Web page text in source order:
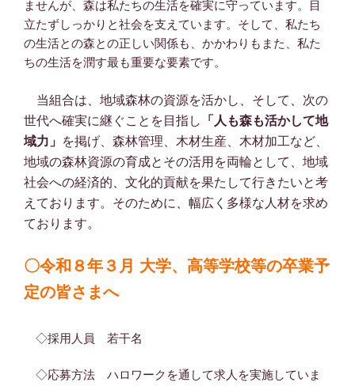
ませんが、森は私たちの生活を確実に守っています。目
立たずしっかりと社会を支えています。そして、私たち
の生活との森との正しい関係も、かかわりもまた、私た
ちの生活を潤す最も重要な要素です。
当組合は、地域森林の資源を活かし、そして、次の
世代へ確実に継ぐことを目指し
「人も森も活かして地
域力」 を掲げ、森林管理、木材生産、木材加工など、
地域の森林資源の育成とその活用を両輪として、地域
社会への経済的、文化的貢献を果たして行きたいと考
えております。そのために、幅広く多様な人材を求め
ております。
〇令和８年３月 大学、 高等学校等の卒業予
定の皆さまへ
◇採用人員 若干名
◇応募方法 ハロワークを通して求人を実施していま